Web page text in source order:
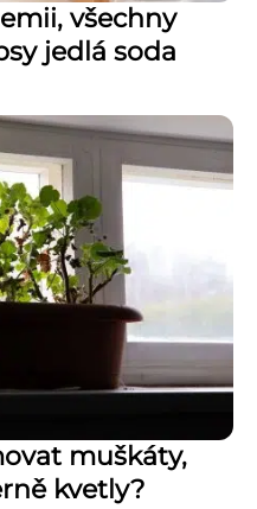
všechny
jedlá soda
muškáty,
kvetly?